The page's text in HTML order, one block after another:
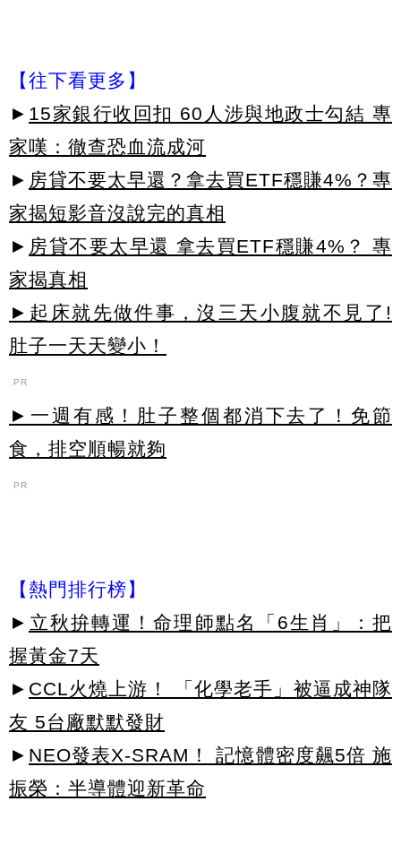
【往下看更多】
► 15家銀行收回扣 60人涉與地政士勾結 專
家嘆：徹查恐血流成河
► 房貸不要太早還？拿去買ETF穩賺4%？專
家揭短影音沒說完的真相
► 房貸不要太早還 拿去買ETF穩賺4%？ 專
家揭真相
►起床就先做件事，沒三天小腹就不見了!
肚子一天天變小！
PR
►一週有感！肚子整個都消下去了！免節
食，排空順暢就夠
PR
【熱門排行榜】
► 立秋拚轉運！命理師點名「6生肖」：把
握黃金7天
► CCL火燒上游！ 「化學老手」被逼成神隊
友 5台廠默默發財
► NEO發表X-SRAM！ 記憶體密度飆5倍 施
振榮：半導體迎新革命